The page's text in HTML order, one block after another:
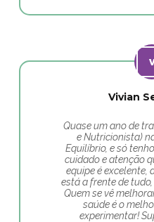
Vivian
Quase um ano de
e Nutricionista)
Equilíbrio, e só
cuidado e atenção
equipe é excelente,
está a frente de
Quem se vê
saúde é o
experimentar!